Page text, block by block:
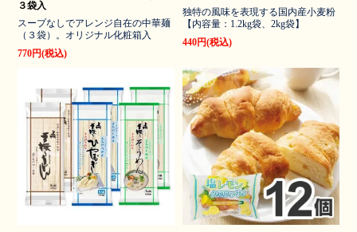
３袋入
スープなしでアレンジ自在の中華麺
（３袋）。オリジナル化粧箱入
770円(税込)
独特の風味を表現する国内産小麦粉
【内容量：1.2kg袋、2kg袋】
440円(税込)